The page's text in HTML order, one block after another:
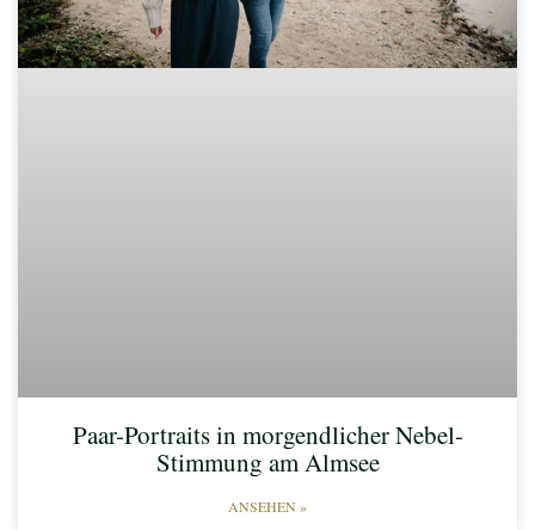
Paar-Portraits in morgendlicher Nebel-
Stimmung am Almsee​
ANSEHEN »